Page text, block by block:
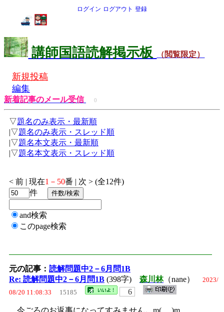
ログイン ログアウト 登録
講師国語読解掲示板 （閲覧限定）
新規投稿
編集
新着記事のメール受信 0
▽題名のみ表示・最新順
|▽題名のみ表示・スレッド順
|▽題名本文表示・最新順
|▽題名本文表示・スレッド順
< 前 | 現在1－50番 | 次 > (全12件)
件
and検索
このpage検索
元の記事： 読解問題中2－6月問1B
Re: 読解問題中2－6月問1B (398字) 森川林（nane） 2023/
08/20 11:08:33
15185 6
今ごろのお返事になってすみません。m(_ _)m